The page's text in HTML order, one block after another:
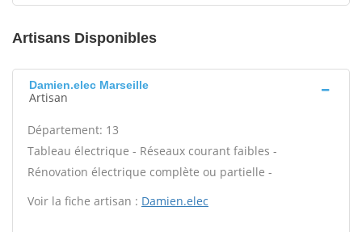
Artisans Disponibles
Damien.elec Marseille
Artisan
Département: 13
Tableau électrique - Réseaux courant faibles -
Rénovation électrique complète ou partielle -
Voir la fiche artisan : Damien.elec